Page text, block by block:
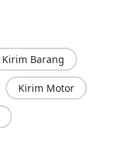
Kirim Barang
Kirim Motor